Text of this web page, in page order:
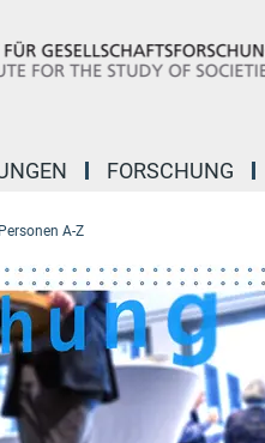
FORSCHUNG
Personen A-Z